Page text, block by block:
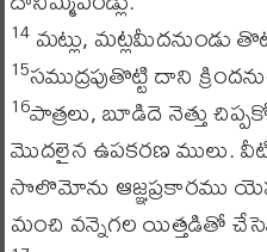
14మట్లు, మట్లమీదనుండు
15సముద్రపుతొట్టి దాని
16పాత్రలు, బూడిదె నెత్తు
మొదలైన ఉపకరణ ములు.
సొలొమోను ఆజ్ఞప్రకారము
మంచి వన్నెగల యిత్తడితో